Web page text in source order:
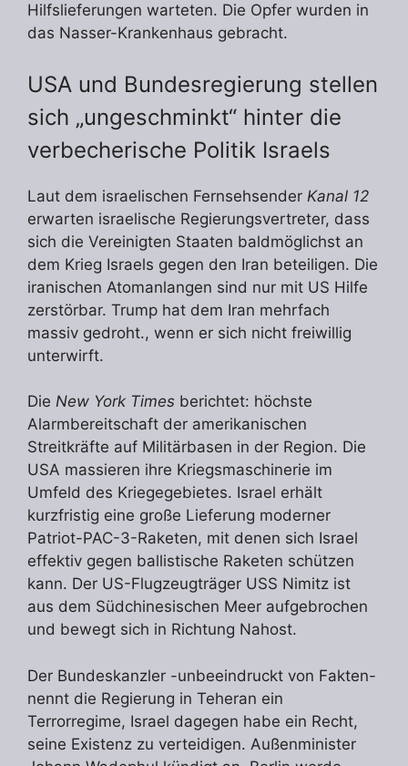
Hilfslieferungen warteten. Die Opfer wurden in
das Nasser-Krankenhaus gebracht.
USA und Bundesregierung stellen
sich „ungeschminkt“ hinter die
verbecherische Politik Israels
Laut dem israelischen Fernsehsender Kanal 12
erwarten israelische Regierungsvertreter, dass
sich die Vereinigten Staaten baldmöglichst an
dem Krieg Israels gegen den Iran beteiligen. Die
iranischen Atomanlangen sind nur mit US Hilfe
zerstörbar. Trump hat dem Iran mehrfach
massiv gedroht., wenn er sich nicht freiwillig
unterwirft.
Die New York Times berichtet: höchste
Alarmbereitschaft der amerikanischen
Streitkräfte auf Militärbasen in der Region. Die
USA massieren ihre Kriegsmaschinerie im
Umfeld des Kriegegebietes. Israel erhält
kurzfristig eine große Lieferung moderner
Patriot-PAC-3-Raketen, mit denen sich Israel
effektiv gegen ballistische Raketen schützen
kann. Der US-Flugzeugträger USS Nimitz ist
aus dem Südchinesischen Meer aufgebrochen
und bewegt sich in Richtung Nahost.
Der Bundeskanzler -unbeeindruckt von Fakten-
nennt die Regierung in Teheran ein
Terrorregime, Israel dagegen habe ein Recht,
seine Existenz zu verteidigen. Außenminister